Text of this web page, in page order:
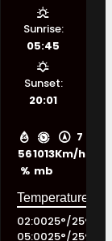
56
%
1013
mb
7
Km/h
Sunrise:
05:45
Sunset:
20:01
02:0025°/25°
05:0025°/25°